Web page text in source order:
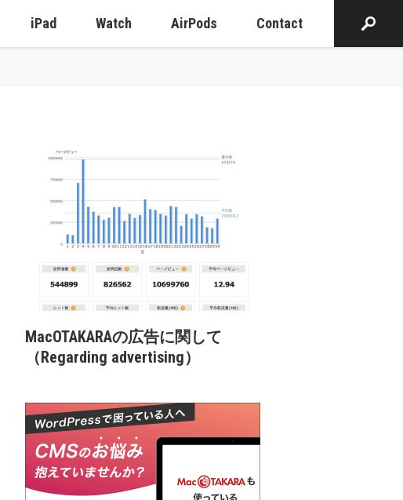
iPad Watch AirPods Contact
MacOTAKARAの広告に関して
（Regarding advertising）